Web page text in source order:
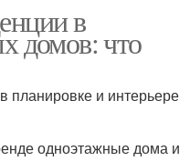
в
домов: что
планировке и интерьере
одноэтажные дома и